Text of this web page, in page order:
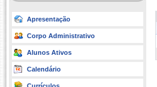
Apresentação
Corpo Administrativo
Alunos Ativos
Calendário